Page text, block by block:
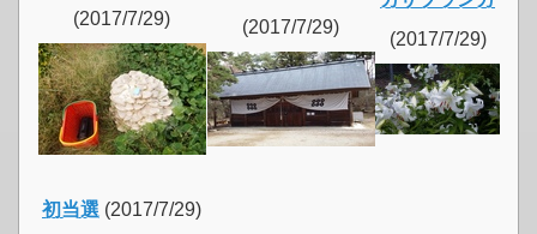
(2017/7/29) (2017/7/29)
(2017/7/29)
初当選 (2017/7/29)